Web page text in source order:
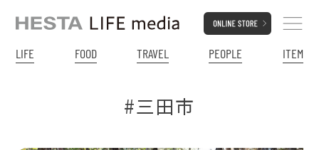
LIFE FOOD TRAVEL PEOPLE ITEM
#三田市